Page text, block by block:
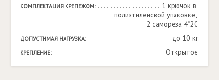
КОМПЛЕКТАЦИЯ КРЕПЕЖОМ:
1 крючок в
полиэтиленовой упаковке,
2 самореза 4*20
ДОПУСТИМАЯ НАГРУЗКА: до 10 кг
КРЕПЛЕНИЕ: Открытое